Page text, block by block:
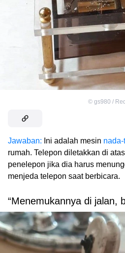
© gs980 /
Jawaban: Ini adalah mesin
rumah. Telepon diletakkan di
penelepon jika dia harus
menjeda telepon saat berbicara.
“Menemukannya di jalan,